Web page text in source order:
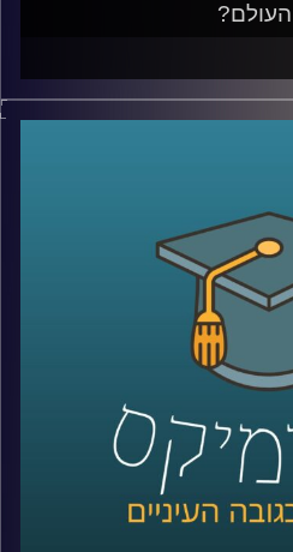
בלי סוף על משברי אנרגיה,
ומאבקי כוח בין מדינות, אבל
מעצבת את העולם
שינה את המעמד של ישראל
לשחקנית מרכזית בתחום,
יכולים להשפיע גם על יחסים
משותף באקו-אנרג'י יעוץ
רייכמן. מומחה בינ"ל
גז טבעי ונפט, בעל ניסיון עשיר
ומוסדות פיננסיים, יועץ
בתחומי אנרגיה ותשתיות.